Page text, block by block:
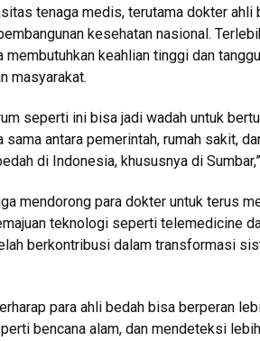
tenaga medis, terutama dokter ahli
kesehatan nasional.
membutuhkan keahlian tinggi dan
masyarakat.
seperti ini bisa jadi wadah untuk
sama antara pemerintah, rumah sakit,
di Indonesia, khususnya di
mendorong para dokter untuk terus
teknologi seperti telemedicine
berkontribusi dalam transformasi
para ahli bedah bisa berperan
bencana alam, dan mendeteksi